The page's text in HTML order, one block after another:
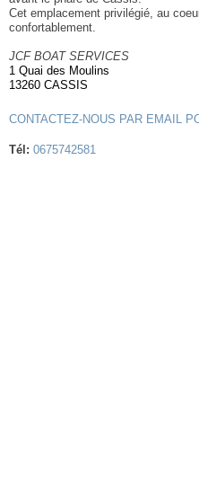
Cet emplacement privilégié, au
confortablement.
JCF BOAT SERVICES
1 Quai des Moulins
13260 CASSIS
CONTACTEZ-NOUS PAR EMAIL
Tél: 0675742581